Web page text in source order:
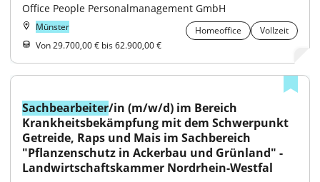
Office People Personalmanagement GmbH
Münster Homeoffice
Vollzeit
Von 29.700,00 € bis 62.900,00 €
Sachbearbeiter/in (m/w/d) im Bereich
Krankheitsbekämpfung mit dem Schwerpunkt
Getreide, Raps und Mais im Sachbereich
"Pflanzenschutz in Ackerbau und Grünland" -
Landwirtschaftskammer Nordrhein-Westfal